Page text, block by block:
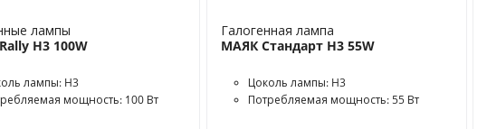
лампы
H3 100W
лампы: H3
мощность: 100 Вт
Галогенная лампа
МАЯК Стандарт H3 55W
Цоколь лампы: H3
Потребляемая мощность: 55 Вт